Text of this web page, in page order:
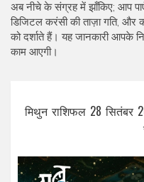
अब नीचे के संग्रह में झाँकिए; आप
डिजिटल करंसी की ताज़ा गति,
को दर्शाते हैं। यह जानकारी आपके
काम आएगी।
मिथुन राशिफल 28 सितंबर